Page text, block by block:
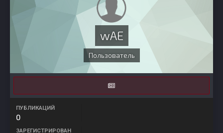
wAE
Пользователь
ПУБЛИКАЦИЙ
0
ЗАРЕГИСТРИРОВАН